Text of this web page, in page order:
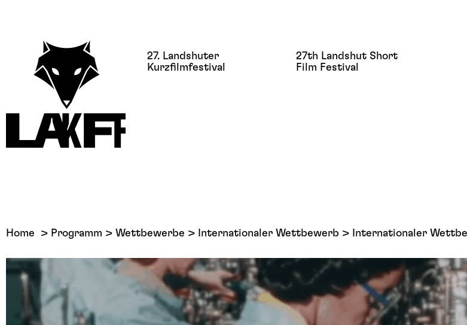
27. Landshuter
Kurzfilmfestival
27th Landshut Short
Film Festival
Home Programm Wettbewerbe Internationaler Wettbewerb Internationaler